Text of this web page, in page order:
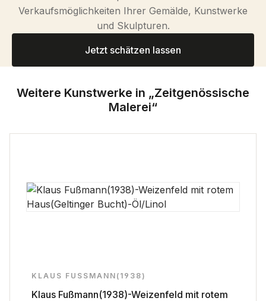
Verkaufsmöglichkeiten Ihrer Gemälde, Kunstwerke
und Skulpturen.
Jetzt schätzen lassen
Weitere Kunstwerke in „Zeitgenössische
Malerei“
KLAUS FUSSMANN(1938)
Klaus Fußmann(1938)-Weizenfeld mit rotem